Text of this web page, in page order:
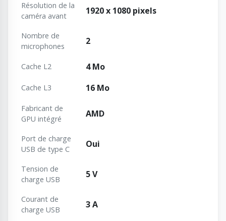
Résolution de la
caméra avant
1920 x 1080 pixels
Nombre de
microphones
2
Cache L2 4 Mo
Cache L3 16 Mo
Fabricant de
GPU intégré
AMD
Port de charge
USB de type C
Oui
Tension de
charge USB
5 V
Courant de
charge USB
3 A